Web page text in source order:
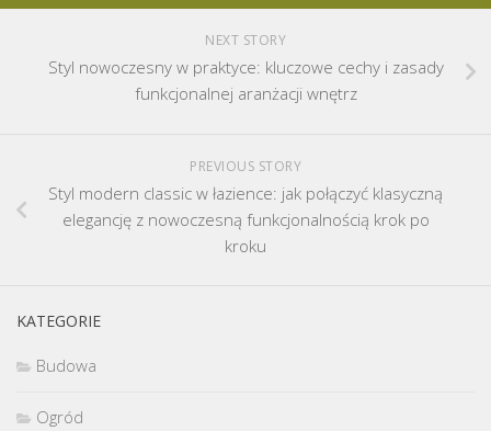
NEXT STORY
Styl nowoczesny w praktyce: kluczowe cechy i zasady
funkcjonalnej aranżacji wnętrz
PREVIOUS STORY
Styl modern classic w łazience: jak połączyć klasyczną
elegancję z nowoczesną funkcjonalnością krok po
kroku
KATEGORIE
Budowa
Ogród